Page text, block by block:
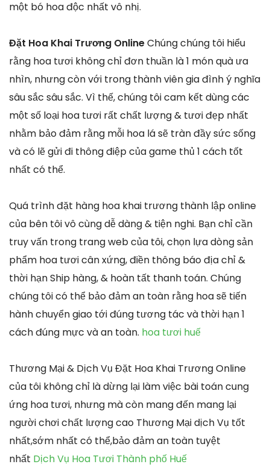
một bó hoa độc nhất vô nhị.
Đặt Hoa Khai Trương OnlineChúng chúng tôi hiểu
rằng hoa tươi không chỉ đơn thuần là 1 món quà ưa
nhìn, nhưng còn với trong thành viên gia đình ý nghĩa
sâu sắc sâu sắc. Vì thế, chúng tôi cam kết dùng các
một số loại hoa tươi rất chất lượng & tươi đẹp nhất
nhằm bảo đảm rằng mỗi hoa lá sẽ tràn đầy sức sống
và có lẽ gửi đi thông điệp của game thủ 1 cách tốt
nhất có thể.
Quá trình đặt hàng hoa khai trương thành lập online
của bên tôi vô cùng dễ dàng & tiện nghi. Bạn chỉ cần
truy vấn trong trang web của tôi, chọn lựa dòng sản
phẩm hoa tươi cân xứng, điền thông báo địa chỉ &
thời hạn Ship hàng, & hoàn tất thanh toán. Chúng
chúng tôi có thể bảo đảm an toàn rằng hoa sẽ tiến
hành chuyển giao tới đúng tương tác và thời hạn 1
cách đúng mực và an toàn. hoa tươi huế
Thương Mại & Dịch Vụ Đặt Hoa Khai Trương Online
của tôi không chỉ là dừng lại làm việc bài toán cung
ứng hoa tươi, nhưng mà còn mang đến mang lại
người chơi chất lượng cao Thương Mại dịch Vụ tốt
nhất,sớm nhất có thể,bảo đảm an toàn tuyệt
nhất Dịch Vụ Hoa Tươi Thành phố Huế